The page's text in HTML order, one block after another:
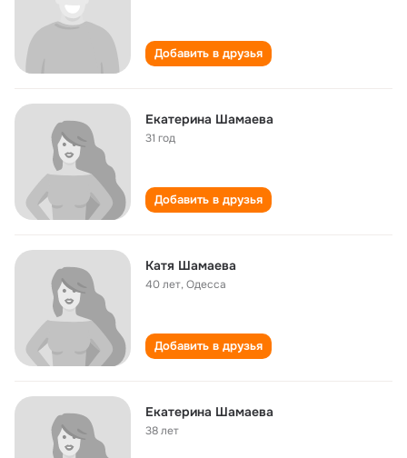
Добавить в друзья
Екатерина Шамаева
31 год
Добавить в друзья
Катя Шамаева
40 лет,Одесса
Добавить в друзья
Екатерина Шамаева
38 лет